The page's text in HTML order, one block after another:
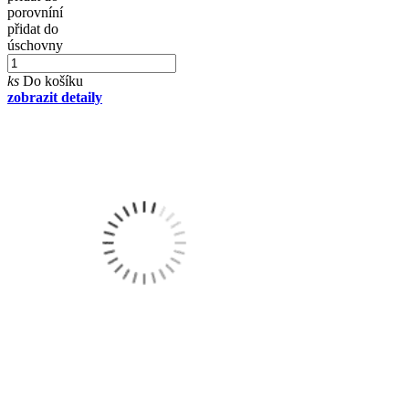
porovníní
přidat do
úschovny
ks Do košíku
zobrazit detaily